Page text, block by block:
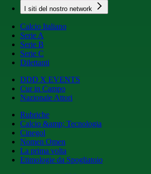
I siti del nostro network
Calcio Italiano
Serie A
Serie B
Serie C
Dilettanti
DDD X EVENTS
Cur in Campo
Nazionale Attori
Rubriche
Calcio &amp; Tecnologia
Cinegol
Nomen Omen
La prima volta
Etimologie da Spogliatoio